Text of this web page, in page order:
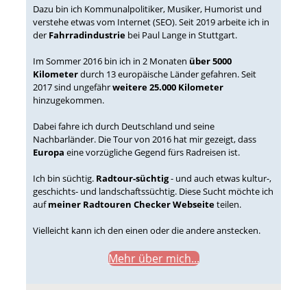
Dazu bin ich Kommunalpolitiker, Musiker, Humorist und
verstehe etwas vom Internet (SEO). Seit 2019 arbeite ich in
der Fahrradindustrie bei Paul Lange in Stuttgart.
Im Sommer 2016 bin ich in 2 Monaten über 5000
Kilometerdurch 13 europäische Länder gefahren. Seit
2017 sind ungefährweitere 25.000 Kilometer
hinzugekommen.
Dabei fahre ich durch Deutschland und seine
Nachbarländer. Die Tour von 2016 hat mir gezeigt, dass
Europa eine vorzügliche Gegend fürs Radreisen ist.
Ich bin süchtig. Radtour-süchtig- und auch etwas kultur-,
geschichts- und landschaftssüchtig. Diese Sucht möchte ich
aufmeiner Radtouren Checker Webseiteteilen.
Vielleicht kann ich den einen oder die andere anstecken.
Mehr über mich...